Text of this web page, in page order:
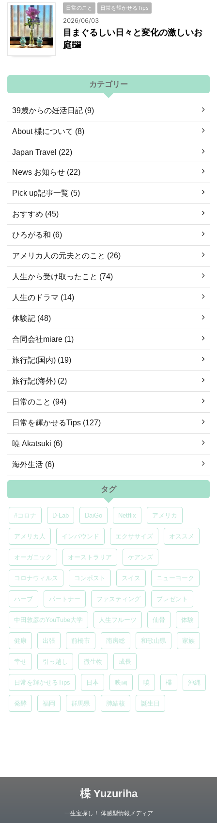
日常のこと 日常を輝かせるTips
2026/06/03
目まぐるしい日々と変化の激しいお
庭🖼
カテゴリー
39歳からの妊活日記 (9)
About 楪について (8)
Japan Travel (22)
News お知らせ (22)
Pick up記事一覧 (5)
おすすめ (45)
ひろがる和 (6)
アメリカ人の元夫とのこと (26)
人生から受け取ったこと (74)
人生のドラマ (14)
体験記 (48)
合同会社miare (1)
旅行記(国内) (19)
旅行記(海外) (2)
日常のこと (94)
日常を輝かせるTips (127)
暁 Akatsuki (6)
海外生活 (6)
タグ
#コロナ D-Lab DaiGo Netflix アメリカ
アメリカ人 インバウンド エクササイズ オススメ
オーガニック オーストラリア ケアンズ
コロナウィルス コンポスト スイス ニューヨーク
ハーブ パートナー ファスティング プレゼント
中田敦彦のYouTube大学 人生フルーツ 仙骨 体験
健康 出張 前橋市 南房総 和歌山県 家族
幸せ 引っ越し 微生物 成長
日常を輝かせるTips 日本 映画 暁 楪 沖縄
発酵 福岡 群馬県 肺結核 誕生日
楪 Yuzuriha
一生宝探し！ 体感型情報メディア
Copyright© 楪 Yuzuriha , 2026 All Rights Reserved.